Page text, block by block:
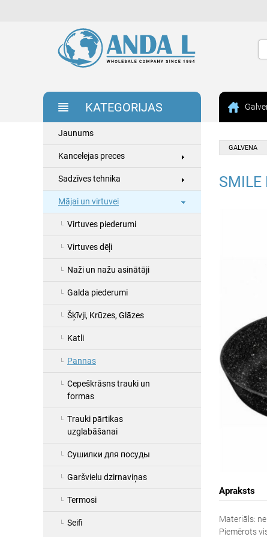
KATEGORIJAS
GALVENA
Apraksts
Materiāls:
Piemērots
Jaunums
Kancelejas preces
Sadzīves tehnika
Mājai un virtuvei
Virtuves piederumi
Virtuves dēļi
Naži un nažu asinātāji
Galda piederumi
Šķīvji, Krūzes, Glāzes
Katli
Pannas
Cepeškrāsns trauki un
formas
Trauki pārtikas
uzglabāšanai
Сушилки для посуды
Garšvielu dzirnaviņas
Termosi
Seifi